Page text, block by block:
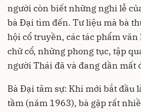
người còn biết những nghi lễ
bà Đại tìm đến. Tư liệu mà bà
hội cổ truyền, các tác phẩm văn
chữ cổ, những phong tục, tập
người Thái đã và đang dần mất
Bà Đại tâm sự: Khi mới bắt đầu
tầm (năm 1963), bà gặp rất